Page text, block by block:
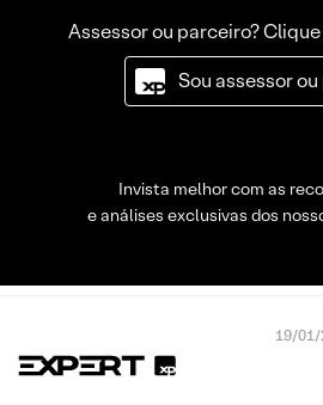
Assessor ou parceiro?
Sou assessor
Invista melhor com as
e análises exclusivas dos
19/01/